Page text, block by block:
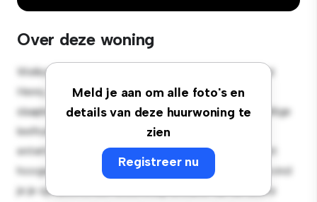
Over deze woning
Meld je aan om alle foto's en
details van deze huurwoning te
zien
Registreer nu
Welkom bij je nieuwe toevluchtsoord in Rue Général
Henry, 132, 1040, Etterbeek! Dit moderne 1-
slaapkamerappartement biedt een stijlvolle en gezellige
leefruimte. De open indeling is perfect voor
entertainment en de strakke keuken is uitgerust met
hoogwaardige apparatuur. Dankzij de toplocatie bevind
je je op slechts een steenworp afstand van de beste